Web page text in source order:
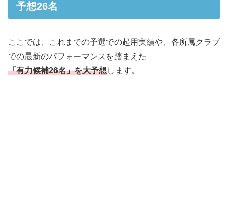
予想26名
ここでは、これまでの予選での起用実績や、各所属クラブ
での最新のパフォーマンスを踏まえた
「有力候補26名」を大予想します。